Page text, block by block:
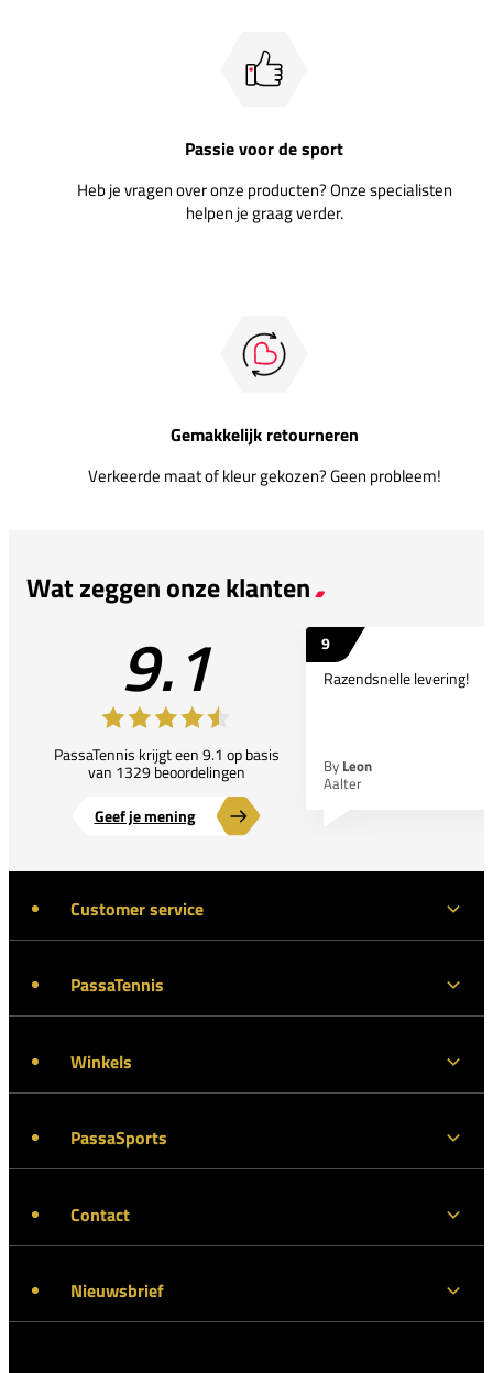
Passie voor de sport
Heb je vragen over onze producten? Onze specialisten
helpen je graag verder.
Gemakkelijk retourneren
Verkeerde maat of kleur gekozen? Geen probleem!
Wat zeggen onze klanten
9.1
PassaTennis krijgt een 9.1 op basis
van 1329 beoordelingen
Geef je mening
9
Razendsnelle levering!
By Leon
Aalter
Customer service
PassaTennis
Winkels
PassaSports
Contact
Nieuwsbrief